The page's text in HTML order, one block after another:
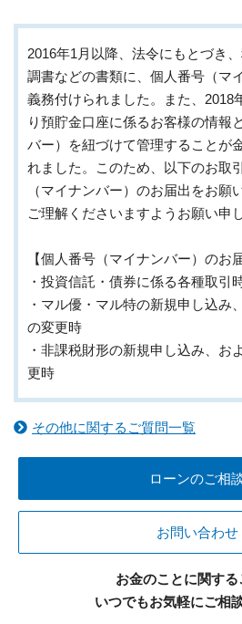
2016年1月以降、法令にもとづき
調書などの書類に、個人番号（マ
義務付けられました。また、2018
り預貯金口座に係るお客様の情報
バー）を紐づけて管理することが
れました。このため、以下のお取
（マイナンバー）のお届出をお願
ご理解くださいますようお願い申
【個人番号（マイナンバー）のお
・投資信託・債券に係る各種取引
・マル優・マル特の新規申し込み
の変更時
・非課税財形の新規申し込み、お
更時
その他に関するご質問一覧
ローンのご相
お問い合わせ
お金のことに関する
いつでもお気軽にご相